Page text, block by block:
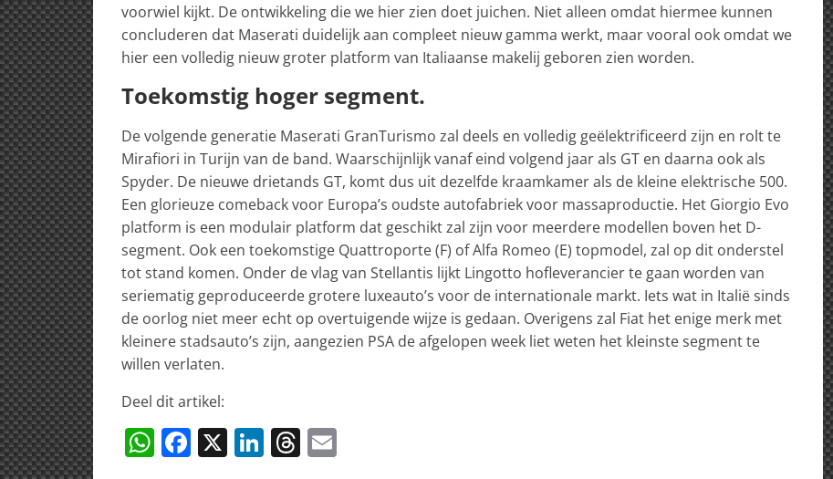
voorwiel kijkt. De ontwikkeling die we hier zien doet juichen. Niet alleen omdat hiermee kunnen
concluderen dat Maserati duidelijk aan compleet nieuw gamma werkt, maar vooral ook omdat we
hier een volledig nieuw groter platform van Italiaanse makelij geboren zien worden.
Toekomstig hoger segment.
De volgende generatie Maserati GranTurismo zal deels en volledig geëlektrificeerd zijn en rolt te
Mirafiori in Turijn van de band. Waarschijnlijk vanaf eind volgend jaar als GT en daarna ook als
Spyder. De nieuwe drietands GT, komt dus uit dezelfde kraamkamer als de kleine elektrische 500.
Een glorieuze comeback voor Europa’s oudste autofabriek voor massaproductie. Het Giorgio Evo
platform is een modulair platform dat geschikt zal zijn voor meerdere modellen boven het D-
segment. Ook een toekomstige Quattroporte (F) of Alfa Romeo (E) topmodel, zal op dit onderstel
tot stand komen. Onder de vlag van Stellantis lijkt Lingotto hofleverancier te gaan worden van
seriematig geproduceerde grotere luxeauto’s voor de internationale markt. Iets wat in Italië sinds
de oorlog niet meer echt op overtuigende wijze is gedaan. Overigens zal Fiat het enige merk met
kleinere stadsauto’s zijn, aangezien PSA de afgelopen week liet weten het kleinste segment te
willen verlaten.
Deel dit artikel:
W F X Li T